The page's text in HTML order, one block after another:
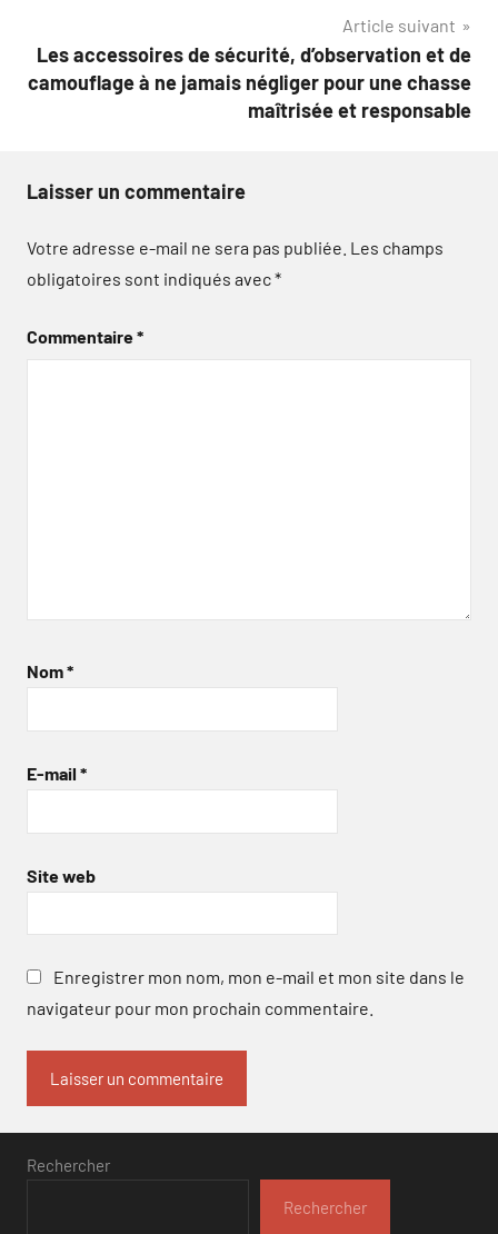
Article suivant
Les accessoires de sécurité, d’observation et de
camouflage à ne jamais négliger pour une chasse
maîtrisée et responsable
Laisser un commentaire
Votre adresse e-mail ne sera pas publiée. Les champs
obligatoires sont indiqués avec*
Commentaire*
Nom*
E-mail *
Site web
Enregistrer mon nom, mon e-mail et mon site dans le
navigateur pour mon prochain commentaire.
Rechercher
Rechercher